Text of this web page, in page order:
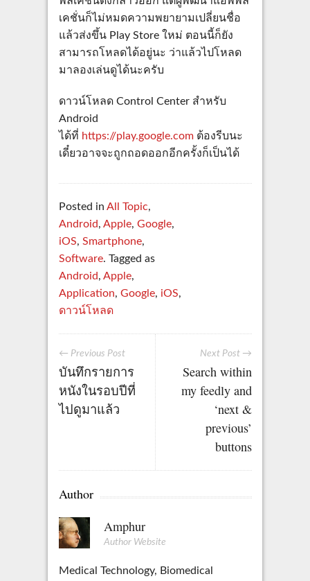
เคชั่นก็ไม่หมดความพยายามเปลี่ยนชื่อ
แล้วส่งขึ้น Play Store ใหม่ ตอนนี้ก็ยัง
สามารถโหลดได้อยู่นะ ว่าแล้วไปโหลด
มาลองเล่นดูได้นะครับ
ดาวน์โหลด Control Center สำหรับ
Android
ได้ที่ https://play.google.comต้องรีบนะ
เดี๋ยวอาจจะถูกถอดออกอีกครั้งก็เป็นได้
Posted in All Topic,
Android, Apple, Google,
iOS, Smartphone,
Software. Tagged as
Android, Apple,
Application, Google, iOS,
ดาวน์โหลด
Next Post →
Search within
my feedly and
‘next &
previous’
buttons
← Previous Post
บันทึกรายการ
หนังในรอบปีที่
ไปดูมาแล้ว
Author
Amphur
Author Website
Medical Technology, Biomedical